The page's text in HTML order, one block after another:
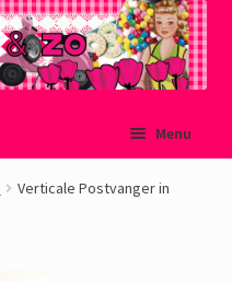
Menu
Verticale Postvanger in